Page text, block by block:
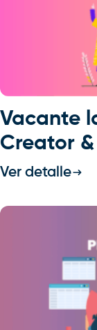
Vacante
Creator
Ver detalle